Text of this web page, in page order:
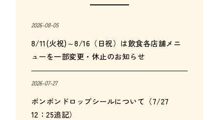
2026-08-05
8/11(火祝)～8/16（日祝）は飲食各店舗メニ
ューを一部変更・休止のお知らせ
2026-07-27
ボンボンドロップシールについて（7/27
12：25追記）